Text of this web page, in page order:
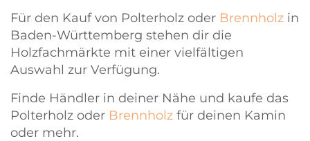
Für den Kauf von Polterholz oder Brennholz in
Baden-Württemberg stehen dir die
Holzfachmärkte mit einer vielfältigen
Auswahl zur Verfügung.
Finde Händler in deiner Nähe und kaufe das
Polterholz oder Brennholz für deinen Kamin
oder mehr.